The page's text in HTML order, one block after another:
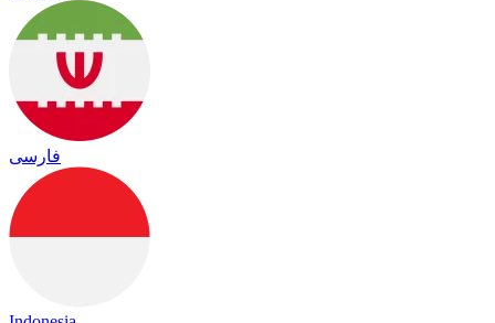
فارسی